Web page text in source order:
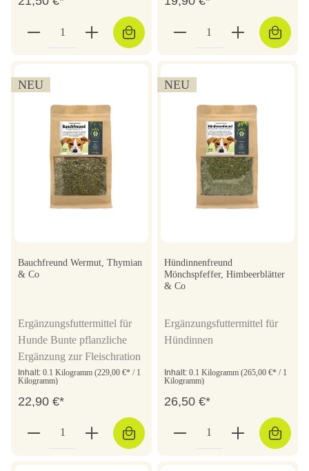
NEU
Bauchfreund Wermut, Thymian
& Co
Ergänzungsfuttermittel für
Hunde Bunte pflanzliche
Ergänzung zur Fleischration
Inhalt: 0.1 Kilogramm (229,00 €* / 1
Kilogramm)
22,90 €*
NEU
Hündinnenfreund
Mönchspfeffer, Himbeerblätter
& Co
Ergänzungsfuttermittel für
Hündinnen
Inhalt: 0.1 Kilogramm (265,00 €* / 1
Kilogramm)
26,50 €*